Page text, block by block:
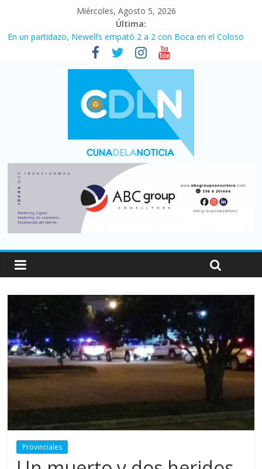
Miércoles, Agosto 5, 2026
Última:
En un partidazo, Newell’s empató 2 a 2 con Boca en el Coloso
Vacaciones de invierno con más movimiento y consumo
turístico: 4,6 millones de personas viajaron por el país, un 5,9%
Fuerte caída de la venta de autos usados en julio: bajó un 12,6%
Central venció 1 a 0 al River de Coudet en el Monumental
Pullaro mejora sus relaciones con el Gobierno nacional
Provinciales